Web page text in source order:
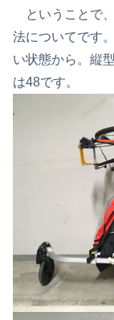
ということで
法についてです
い状態から。縦
は48です。